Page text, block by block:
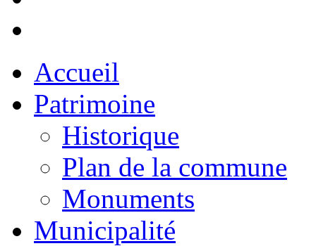
Accueil
Patrimoine
Historique
Plan de la commune
Monuments
Municipalité